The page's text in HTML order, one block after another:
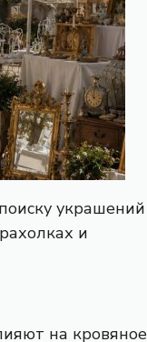
украшений
и